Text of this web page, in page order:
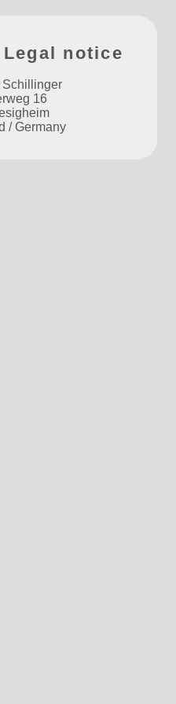
notice
Schillinger
16
/ Germany